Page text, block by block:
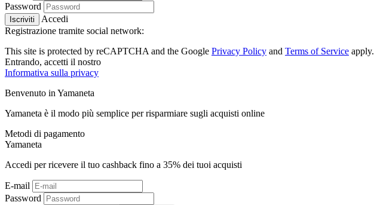
Password
Iscriviti
Accedi
Registrazione tramite social network:
This site is protected by reCAPTCHA and the Google Privacy Policy and Terms of Service apply.
Entrando, accetti il ​​nostro
Informativa sulla privacy
Benvenuto in Yamaneta
Yamaneta è il modo più semplice per risparmiare sugli acquisti online
Metodi di pagamento
Yamaneta
Accedi per ricevere il tuo cashback fino a 35% dei tuoi acquisti
E-mail
Password